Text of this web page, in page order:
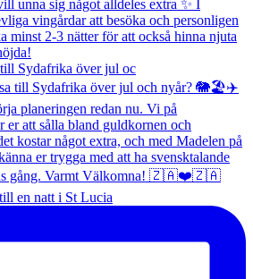
Sydafrika över jul oc
en natt i St Lucia